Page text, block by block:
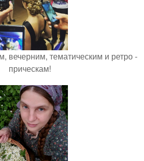
вечерним, тематическим и ретро -
прическам!